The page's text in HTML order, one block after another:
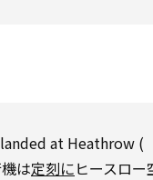
landed at
は定刻にヒースロ